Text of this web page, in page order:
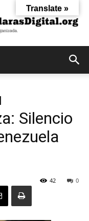
Silencio
0
42
Translate »